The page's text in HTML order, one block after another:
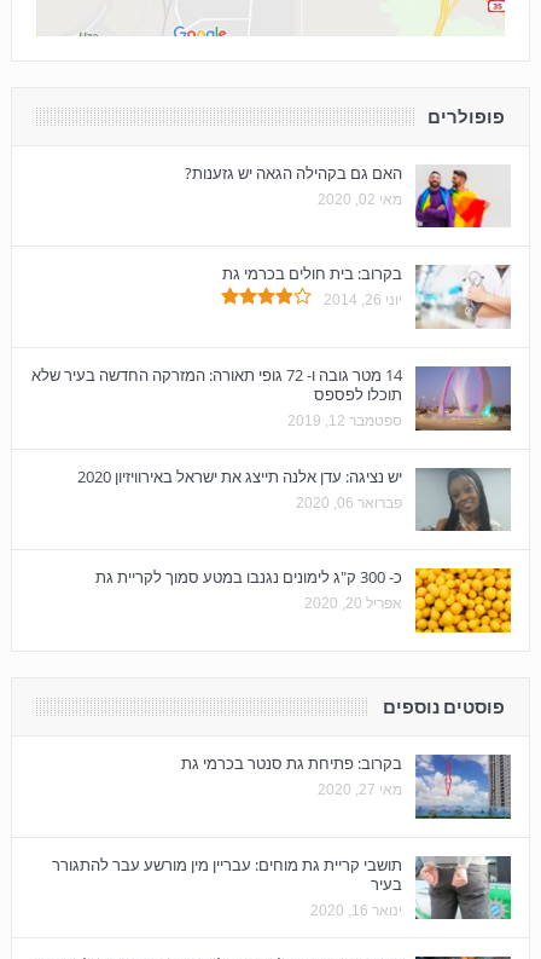
פופולרים
האם גם בקהילה הגאה יש גזענות?
מאי 02, 2020
בקרוב: בית חולים בכרמי גת
יוני 26, 2014
14 מטר גובה ו- 72 גופי תאורה: המזרקה החדשה בעיר שלא
תוכלו לפספס
ספטמבר 12, 2019
יש נציגה: עדן אלנה תייצג את ישראל באירוויזיון 2020
פברואר 06, 2020
כ- 300 ק"ג לימונים נגנבו במטע סמוך לקריית גת
אפריל 20, 2020
פוסטים נוספים
בקרוב: פתיחת גת סנטר בכרמי גת
מאי 27, 2020
תושבי קריית גת מוחים: עבריין מין מורשע עבר להתגורר
בעיר
ינואר 16, 2020